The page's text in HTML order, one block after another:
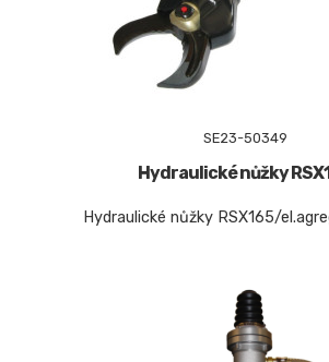
SE23-50349
Hydraulické nůžky
Hydraulické nůžky RSX165/